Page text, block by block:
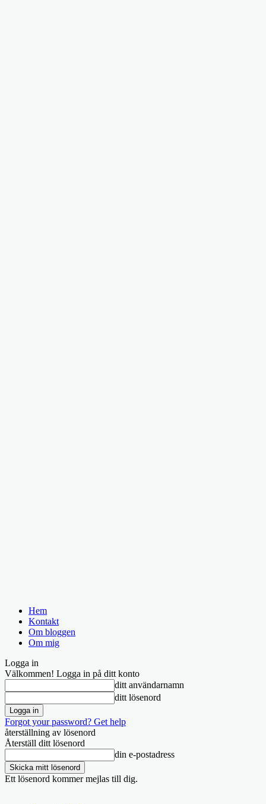
Hem
Kontakt
Om bloggen
Om mig
Logga in
Välkommen! Logga in på ditt konto
ditt användarnamn
ditt lösenord
Forgot your password? Get help
återställning av lösenord
Återställ ditt lösenord
din e-postadress
Ett lösenord kommer mejlas till dig.